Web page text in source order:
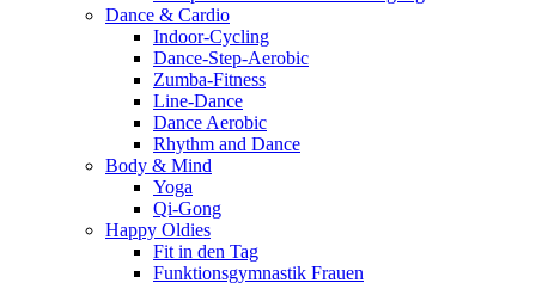
Dance & Cardio
Indoor-Cycling
Dance-Step-Aerobic
Zumba-Fitness
Line-Dance
Dance Aerobic
Rhythm and Dance
Body & Mind
Yoga
Qi-Gong
Happy Oldies
Fit in den Tag
Funktionsgymnastik Frauen